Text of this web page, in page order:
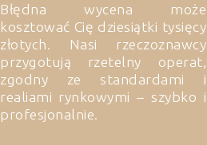
Błędna wycena może
kosztować Cię dziesiątki tysięcy
złotych. Nasi rzeczoznawcy
przygotują rzetelny operat,
zgodny ze standardami i
realiami rynkowymi – szybko i
profesjonalnie.